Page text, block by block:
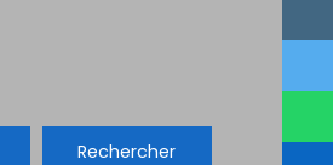
Rechercher